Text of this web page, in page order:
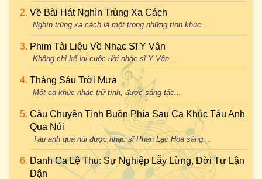
Về Bài Hát Nghìn Trùng Xa Cách
Nghìn trùng xa cách là một trong những tình khúc...
Phim Tài Liệu Về Nhạc Sĩ Y Vân
Không chỉ kể lại cuộc đời nhạc sĩ Y Vân...
Tháng Sáu Trời Mưa
Một ca khúc nhạc trữ tình, được sáng tác...
Câu Chuyện Tình Buồn Phía Sau Ca Khúc Tàu Anh
Qua Núi
Tàu anh qua núi được nhạc sĩ Phan Lạc Hoa sáng...
Danh Ca Lệ Thu: Sự Nghiệp Lẫy Lừng, Đời Tư Lận
Đận